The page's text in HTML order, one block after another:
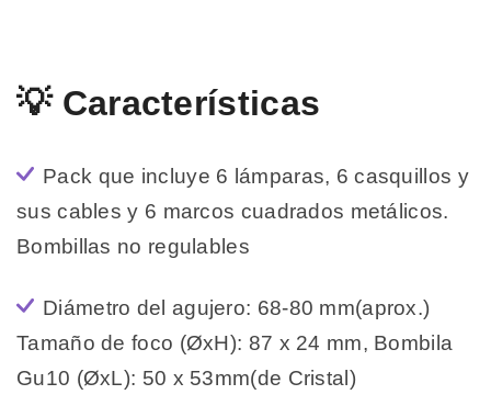
💡 Características
Pack que incluye 6 lámparas, 6 casquillos y
sus cables y 6 marcos cuadrados metálicos.
Bombillas no regulables
Diámetro del agujero: 68-80 mm(aprox.)
Tamaño de foco (ØxH): 87 x 24 mm, Bombila
Gu10 (ØxL): 50 x 53mm(de Cristal)